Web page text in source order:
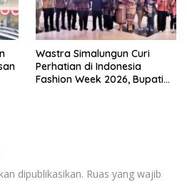
Wastra Simalungun Curi
Perhatian di Indonesia
Fashion Week 2026, Bupati
dipublikasikan. Ruas yang wajib